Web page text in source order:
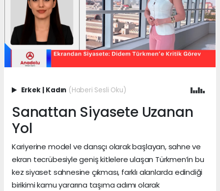
Erkek Kadın (Haberi Sesli Oku)
Sanattan Siyasete Uzanan
Yol
Kariyerine model ve dansçı olarak başlayan, sahne ve
ekran tecrübesiyle geniş kitlelere ulaşan Türkmen’in bu
kez siyaset sahnesine çıkması, farklı alanlarda edindiği
birikimi kamu yararına taşıma adımı olarak